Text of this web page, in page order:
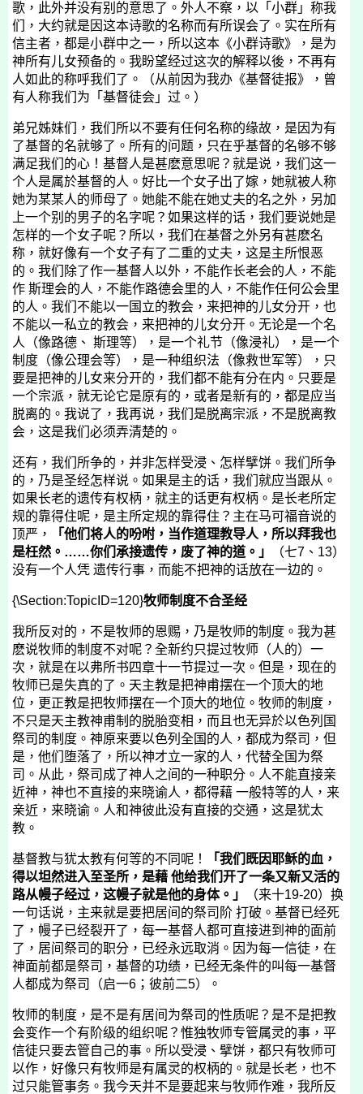
歌，此外并没有别的意思了。外人不察，以「小群」称我
们，大约就是因这本诗歌的名称而有所误会了。实在所有
信主者，都是小群中之一，所以这本《小群诗歌》，是为
神所有儿女预备的。我盼望经过这次的解释以後，不再有
人如此的称呼我们了。（从前因为我办《基督徒报》，曾
有人称我们为「基督徒会」过。）
弟兄姊妹们，我们所以不要有任何名称的缘故，是因为有
了基督的名就够了。所有的问题，只在乎基督的名够不够
满足我们的心！基督人是甚麽意思呢？就是说，我们这一
个人是属於基督的人。好比一个女子出了嫁，她就被人称
她为某某人的师母了。她能不能在她丈夫的名之外，另加
上一个别的男子的名字呢？如果这样的话，我们要说她是
怎样的一个女子呢？所以，我们在基督之外另有甚麽名
称，就好像有一个女子有了二重的丈夫，这是主所恨恶
的。我们除了作一基督人以外，不能作长老会的人，不能
作 斯理会的人，不能作路德会里的人，不能作任何公会里
的人。我们不能以一国立的教会，来把神的儿女分开，也
不能以一私立的教会，来把神的儿女分开。无论是一个名
人（像路德、 斯理等），是一个礼节（像浸礼），是一个
制度（像公理会等），是一种组织法（像救世军等），只
要是把神的儿女来分开的，我们都不能有分在内。只要是
一个宗派，就无论它是原有的，或者是新有的，都是应当
脱离的。我说了，我再说，我们是脱离宗派，不是脱离教
会，这是我们必须弄清楚的。
还有，我们所争的，并非怎样受浸、怎样擘饼。我们所争
的，乃是圣经怎样说。如果是主的话，我们就应当跟从。
如果长老的遗传有权柄，就主的话更有权柄。是长老所定
规的靠得住呢，是主所定规的靠得住？主在马可福音说的
顶严，
「他们将人的吩咐，当作道理教导人，所以拜我也
是枉然。……你们承接遗传，废了神的道。」
（七7 、 13）
没有一个人凭 遗传行事，而能不把神的话放在一边的。
{\Section:TopicID=120}牧师制度不合圣经
我所反对的，不是牧师的恩赐，乃是牧师的制度。我为甚
麽说牧师的制度不对呢？全新约只提过牧师（人的）一
次，就是在以弗所书四章十一节提过一次。但是，现在的
牧师已是失真的了。天主教是把神甫摆在一个顶大的地
位，更正教是把牧师摆在一个顶大的地位。牧师的制度，
不只是天主教神甫制的脱胎变相，而且也无异於以色列国
祭司的制度。神原来要以色列全国的人，都成为祭司，但
是，他们堕落了，所以神才立一家的人，代替全国为祭
司。从此，祭司成了神人之间的一种职分。人不能直接亲
近神，神也不直接的来晓谕人，都得藉 一般特等的人，来
亲近，来晓谕。人和神彼此没有直接的交通，这是犹太
教。
基督教与犹太教有何等的不同呢！
「我们既因耶稣的血，
得以坦然进入至圣所，是藉 他给我们开了一条又新又活的
路从幔子经过，这幔子就是他的身体。」
（来十19-20）换
一句话说，主来就是要把居间的祭司阶 打破。基督已经死
了，幔子已经裂开了，每一基督人都可直接进到神的面前
了，居间祭司的职分，已经永远取消。因为每一信徒，在
神面前都是祭司，基督的功绩，已经无条件的叫每一基督
人都成为祭司（启一6 ；彼前二5）。
牧师的制度，是不是有居间为祭司的性质呢？是不是把教
会变作一个有阶级的组织呢？惟独牧师专管属灵的事，平
信徒只要去管自己的事。所以受浸、擘饼，都只有牧师可
以作，好像只有牧师是有属灵的权柄的。就是长老，也不
过只能管事务。我今天并不是要起来与牧师作难，我所反